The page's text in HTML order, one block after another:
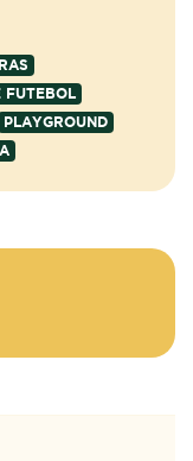
FUTEBOL
PLAYGROUND